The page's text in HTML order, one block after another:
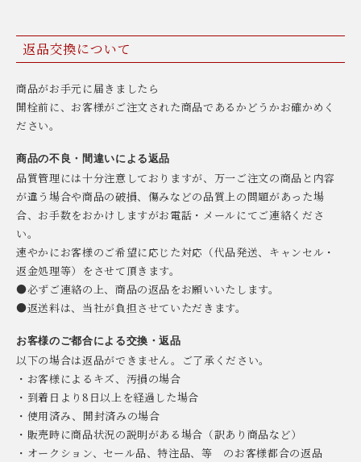
返品交換について
商品がお手元に届きましたら
開栓前に、お客様がご注文された商品であるかどうかお確かめく
ださい。
商品の不良・間違いによる返品
品質管理には十分注意しておりますが、万一ご注文の商品と内容
が違う場合や商品の破損、傷みなどの品質上の問題があった場
合、お手数をおかけしますがお電話・メールにてご連絡くださ
い。
速やかにお客様のご希望に応じた対応（代品発送、キャンセル・
返金処理等）をさせて頂きます。
●必ずご連絡の上、商品の返品をお願いいたします。
●返送料は、当社が負担させていただきます。
お客様のご都合による交換・返品
以下の場合は返品ができません。ご了承ください。
・お客様によるキズ、汚損の場合
・到着日より8日以上を経過した場合
・使用済み、開封済みの場合
・販売時に商品状況の説明がある場合（訳あり商品など）
・オークション、セール品、特注品、等 のお客様都合の返品